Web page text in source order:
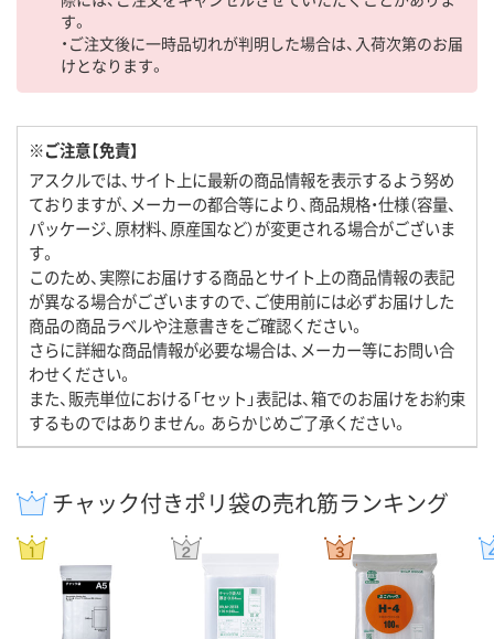
す。
・ご注文後に一時品切れが判明した場合は、入荷次第のお届
けとなります。
※ご注意【免責】
アスクルでは、サイト上に最新の商品情報を表示するよう努め
ておりますが、メーカーの都合等により、商品規格・仕様（容量、
パッケージ、原材料、原産国など）が変更される場合がございま
す。
このため、実際にお届けする商品とサイト上の商品情報の表記
が異なる場合がございますので、ご使用前には必ずお届けした
商品の商品ラベルや注意書きをご確認ください。
さらに詳細な商品情報が必要な場合は、メーカー等にお問い合
わせください。
また、販売単位における「セット」表記は、箱でのお届けをお約束
するものではありません。あらかじめご了承ください。
チャック付きポリ袋の売れ筋ランキング